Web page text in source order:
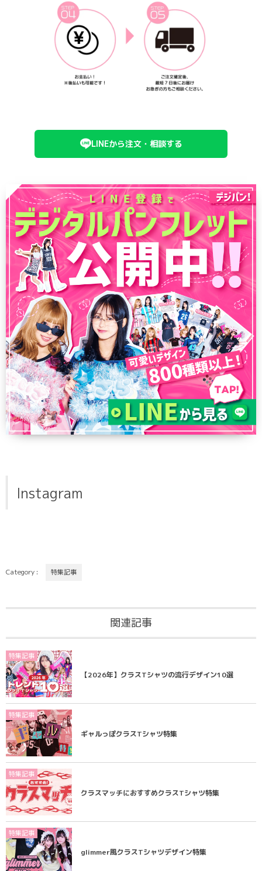
LINEから注文・相談する
Instagram
Category : 特集記事
関連記事
特集記事
【2026年】クラスTシャツの流行デザイン10選
特集記事
ギャルっぽクラスTシャツ特集
特集記事
クラスマッチにおすすめクラスTシャツ特集
特集記事
glimmer風クラスTシャツデザイン特集